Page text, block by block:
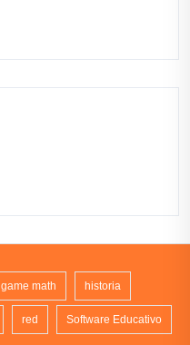
game math historia
red Software Educativo